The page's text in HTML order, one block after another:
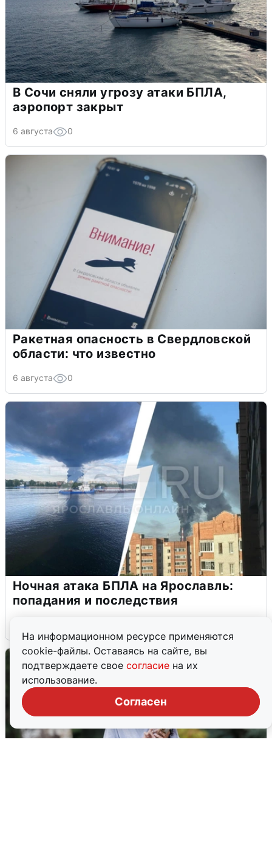
На информационном ресурсе применяются
cookie-файлы. Оставаясь на сайте, вы
подтверждаете свое согласие на их
использование.
Согласен
В Сочи сняли угрозу атаки БПЛА,
аэропорт закрыт
6 августа 0
Ракетная опасность в Свердловской
области: что известно
6 августа 0
Ночная атака БПЛА на Ярославль:
попадания и последствия